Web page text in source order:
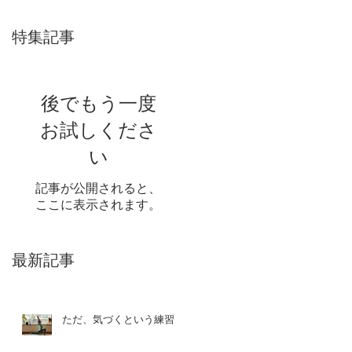
特集記事
後でもう一度
お試しくださ
い
記事が公開されると、
ここに表示されます。
最新記事
ただ、気づくという練習